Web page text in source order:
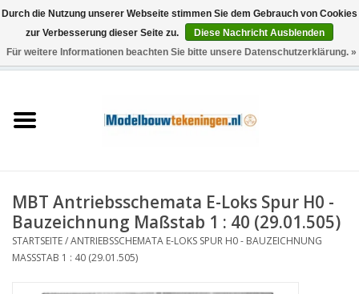
0 Artikel - €0,00
Schiffe
Holzbau
Landschaft
MBT Antriebsschemata E-Loks Spur H0 -
Bauzeichnung Maßstab 1 : 40 (29.01.505)
STARTSEITE/ANTRIEBSSCHEMATA E-LOKS SPUR H0 - BAUZEICHNUNG
MASSSTAB 1 : 40 (29.01.505)
Durch die Nutzung unserer Webseite stimmen Sie dem Gebrauch von Cookies
zur Verbesserung dieser Seite zu.
Diese Nachricht Ausblenden
Für weitere Informationen beachten Sie bitte unsere Datenschutzerklärung. »